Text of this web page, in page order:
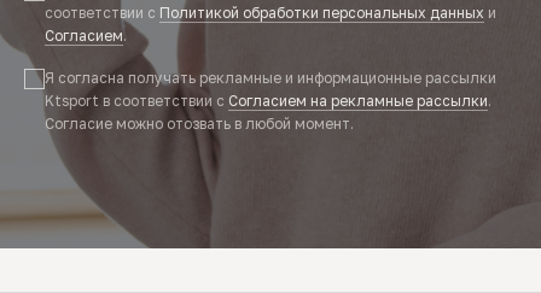
соответствии с Политикой обработки персональных данных и
Согласием.
Я согласна получать рекламные и информационные рассылки
Ktsport в соответствии с Согласием на рекламные рассылки.
Согласие можно отозвать в любой момент.